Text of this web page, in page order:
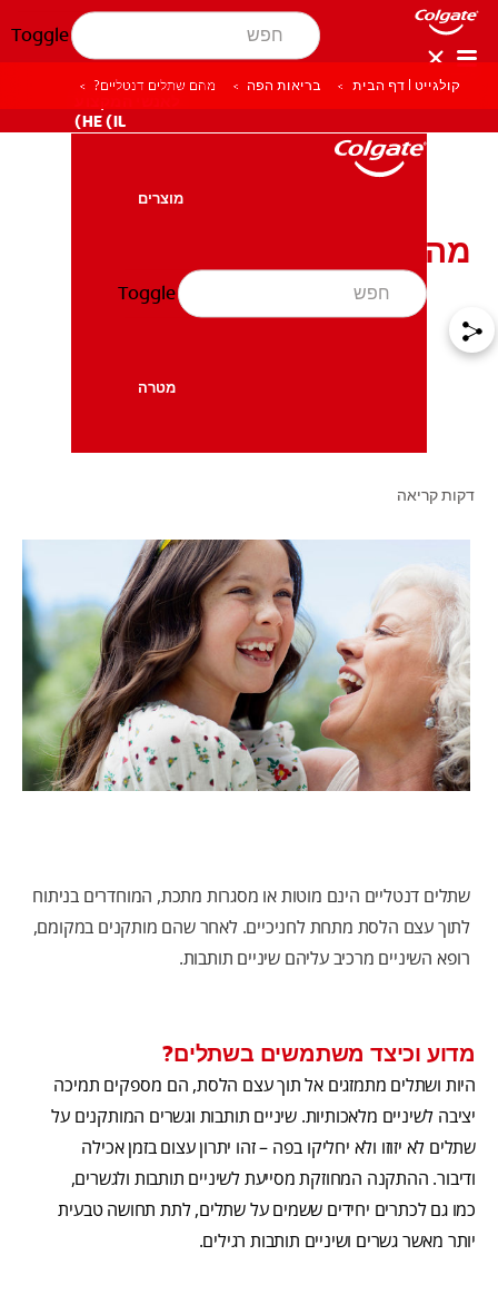
Toggle
לאנשי המקצוע
HE (IL)
HE (IL)
מוצרים
בריאות הפה
מטרה
Toggle
קולגייט | דף הבית בריאות הפה מהם שתלים דנטליים?
מהם שתלים דנטליים?
דקות קריאה
שתלים דנטליים הינם מוטות או מסגרות מתכת, המוחדרים בניתוח
לתוך עצם הלסת מתחת לחניכיים. לאחר שהם מותקנים במקומם,
רופא השיניים מרכיב עליהם שיניים תותבות.
מדוע וכיצד משתמשים בשתלים?
היות ושתלים מתמזגים אל תוך עצם הלסת, הם מספקים תמיכה
יציבה לשיניים מלאכותיות. שיניים תותבות וגשרים המותקנים על
שתלים לא יזוזו ולא יחליקו בפה – זהו יתרון עצום בזמן אכילה
ודיבור. ההתקנה המחוזקת מסייעת לשיניים תותבות ולגשרים,
כמו גם לכתרים יחידים ששמים על שתלים, לתת תחושה טבעית
יותר מאשר גשרים ושיניים תותבות רגילים.